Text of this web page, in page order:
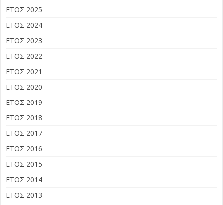
ΕΤΟΣ 2025
ΕΤΟΣ 2024
ΕΤΟΣ 2023
ΕΤΟΣ 2022
ΕΤΟΣ 2021
ΕΤΟΣ 2020
ΕΤΟΣ 2019
ΕΤΟΣ 2018
ΕΤΟΣ 2017
ΕΤΟΣ 2016
ΕΤΟΣ 2015
ΕΤΟΣ 2014
ΕΤΟΣ 2013